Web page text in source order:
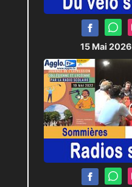
15 Mai 2026